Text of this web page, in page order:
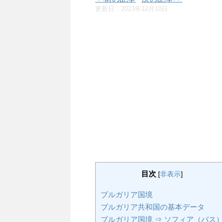
更新日： 2023年12月10日
目次 [非表示]
ブルガリア国境
ブルガリア共和国の基本データ
ブルガリア国境 ⇒ ソフィア（バス